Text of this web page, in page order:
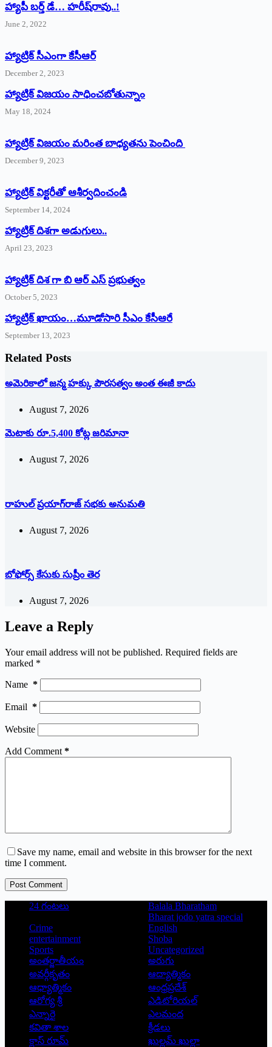
హ్యాపీ బర్త్ ‌డే… హరీష్‌రావు..!
June 2, 2022
హ్యాట్రిక్‌ ‌సీఎంగా కేసీఆర్‌
December 2, 2023
హ్యాట్రిక్‌ విజయం సాధించబోతున్నాం
May 18, 2024
హ్యాట్రిక్ విజయం మరింత బాధ్యతను పెంచింది
December 9, 2023
హ్యాట్రిక్‌ ‌విక్టరీతో ఆశీర్వదించండి
September 14, 2024
‌హ్యాట్రిక్‌ ‌దిశగా అడుగులు..
April 23, 2023
హ్యాట్రిక్ దిశ గా బి ఆర్ ఎస్ ప్రభుత్వం
October 5, 2023
హ్యాట్రిక్‌ ‌ఖాయం…మూడోసారి సీఎం కేసీఆరే
September 13, 2023
Related Posts
అమెరికాలో జన్మ హక్కు పౌరసత్వం అంత ఈజీ కాదు
August 7, 2026
మెటాకు రూ.5,400 కోట్ల జరిమానా
August 7, 2026
రాహుల్‌ ‌ప్రయాగ్‌రాజ్‌ ‌సభకు అనుమతి
August 7, 2026
బోఫోర్స్ కేసుకు సుప్రీం తెర
August 7, 2026
Leave a Reply
Your email address will not be published. Required fields are
marked *
Name *
Email *
Website
Add Comment *
Save my name, email and website in this browser for the next
time I comment.
Post Comment
24 గంటలు
Balala Bharatham
Bharat jodo yatra special
Crime
English
entertainment
Shoba
Sports
Uncategorized
అంతర్జాతీయం
అరుగు
అవర్గీకృతం
ఆద్యాత్మికం
ఆధ్యాత్మికం
ఆంధ్రప్రదేశ్
ఆరోగ్య శ్రీ
ఎడిటోరియల్
ఎన్నారై
ఎలమంద
కవితా శాల
క్రీడలు
క్లాస్ రూమ్
ఖుల్లమ్ ఖుల్లా